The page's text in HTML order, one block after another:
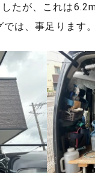
たが、これは
は、事足ります。